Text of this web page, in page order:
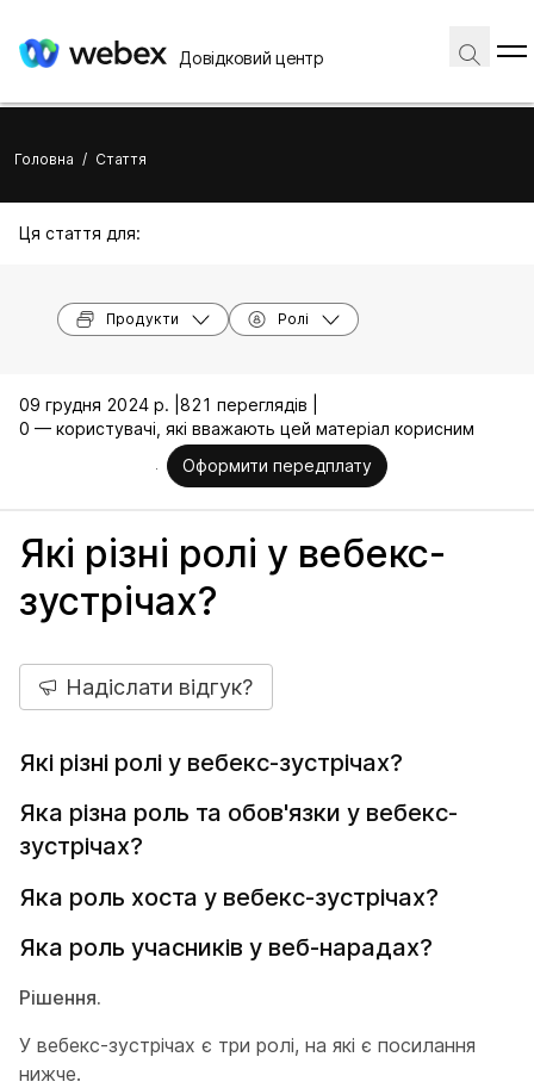
Довідковий центр
Головна / Стаття
Ця стаття для:
Продукти Ролі
09 грудня 2024 р. | 821 переглядів |
0 — користувачі, які вважають цей матеріал корисним
Оформити передплату
Які різні ролі у вебекс-
зустрічах?
Надіслати відгук?
Які різні ролі у вебекс-зустрічах?
Яка різна роль та обов'язки у вебекс-
зустрічах?
Яка роль хоста у вебекс-зустрічах?
Яка роль учасників у веб-нарадах?
Рішення.
У вебекс-зустрічах є три ролі, на які є посилання
нижче.